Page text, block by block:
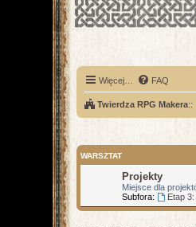
Więcej… FAQ
Twierdza RPG Makera::
WARSZTAT
Projekty
Miejsce dla
Subfora:
Etap 3: